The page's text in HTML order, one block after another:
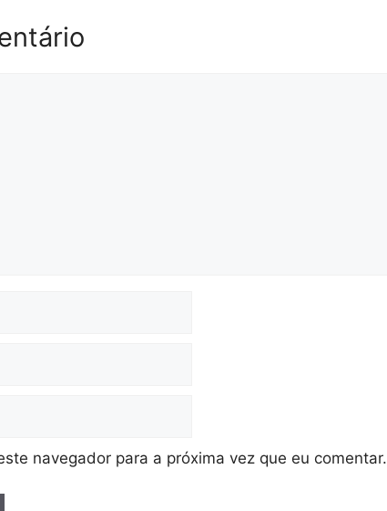
navegador para a próxima vez que eu comentar.